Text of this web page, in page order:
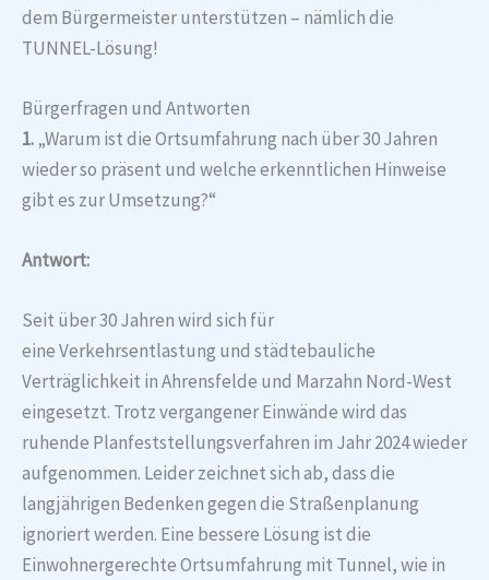
dem Bürgermeister unterstützen – nämlich die
TUNNEL-Lösung!
Bürgerfragen und Antworten
1.„Warum ist die Ortsumfahrung nach über 30 Jahren
wieder so präsent und welche erkenntlichen Hinweise
gibt es zur Umsetzung?“
Antwort:
Seit über 30 Jahren wird sich für
eine Verkehrsentlastung und städtebauliche
Verträglichkeit in Ahrensfelde und Marzahn Nord-West
eingesetzt. Trotz vergangener Einwände wird das
ruhende Planfeststellungsverfahren im Jahr 2024 wieder
aufgenommen. Leider zeichnet sich ab, dass die
langjährigen Bedenken gegen die Straßenplanung
ignoriert werden. Eine bessere Lösung ist die
Einwohnergerechte Ortsumfahrung mit Tunnel, wie in